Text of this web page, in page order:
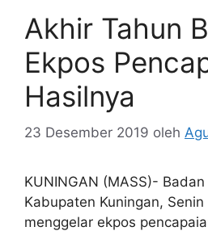
Akhir Tahun
Ekpos
Hasilnya
23 Desember 2019 oleh
KUNINGAN (MASS)-
Kabupaten Kuningan,
menggelar ekpos